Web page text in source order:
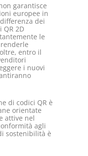
garantisce
europee in
dei
2D
le
entro il
i nuovi
di codici QR è
orientate
attive nel
agli
sostenibilità è